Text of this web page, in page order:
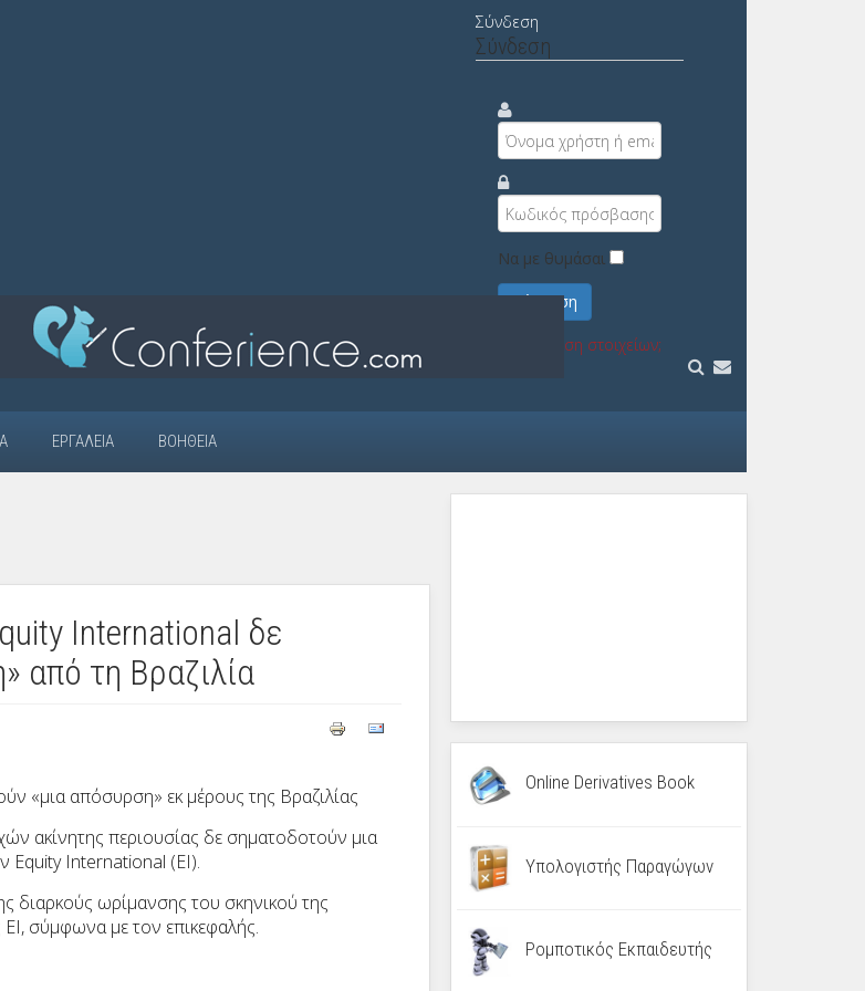
Σύνδεση
Σύνδεση
Να με θυμάσαι
Σύνδεση
Υπενθύμιση στοιχείων;
ΕΡΓΑΛΕΊΑ ΒΟΉΘΕΙΑ
International δε
από τη Βραζιλία
«μια απόσυρση» εκ μέρους της Βραζιλίας
ακίνητης περιουσίας δε σηματοδοτούν μια
Equity International (EI).
διαρκούς ωρίμανσης του σκηνικού της
EI, σύμφωνα με τον επικεφαλής.
Online Derivatives Book
Υπολογιστής Παραγώγων
Ρομποτικός Εκπαιδευτής